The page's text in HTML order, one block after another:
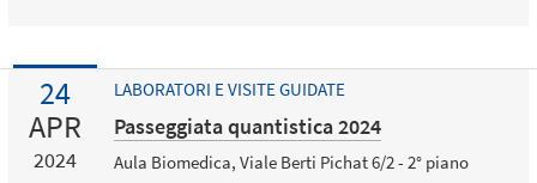
24
APR
2024
LABORATORI E VISITE GUIDATE
Passeggiata quantistica 2024
Aula Biomedica, Viale Berti Pichat 6/2 - 2° piano